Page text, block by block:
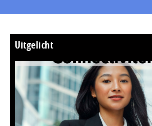
Uitgelicht